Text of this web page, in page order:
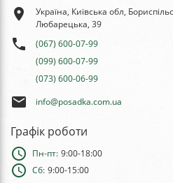
place
Україна, Київська обл,
Любарецька, 39
phone
(067) 600-07-99
(099) 600-07-99
(073) 600-06-99
email info@posadka.com.ua
Графік роботи
schedule Пн-пт: 9:00-18:00
schedule Сб: 9:00-15:00